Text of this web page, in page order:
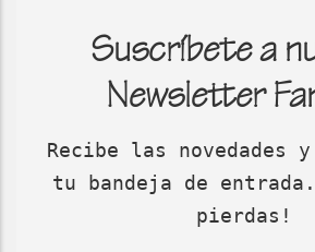
Suscríbete a
Newsletter
Recibe las novedades
tu bandeja de
pierdas!